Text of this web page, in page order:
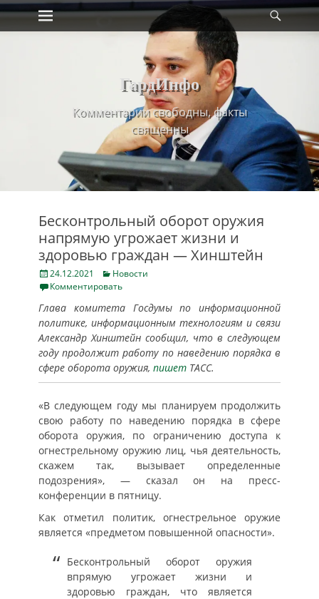
Skip
Primary Menu
ГардИнфо
Комментарии свободны, факты
священны
Бесконтрольный оборот оружия
напрямую угрожает жизни и
здоровью граждан — Хинштейн
Posted
on
24.12.2021 Categories
Новости
Комментировать
Глава комитета Госдумы по информационной
политике, информационным технологиям и связи
Александр Хинштейн сообщил, что в следующем
году продолжит работу по наведению порядка в
сфере оборота оружия, пишет ТАСС.
«В следующем году мы планируем продолжить
свою работу по наведению порядка в сфере
оборота оружия, по ограничению доступа к
огнестрельному оружию лиц, чья деятельность,
скажем так, вызывает определенные
подозрения», — сказал он на пресс-
конференции в пятницу.
Как отметил политик, огнестрельное оружие
является «предметом повышенной опасности».
Бесконтрольный оборот оружия
впрямую угрожает жизни и
здоровью граждан, что является